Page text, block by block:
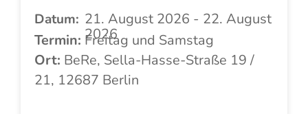
Datum: 21. August 2026 - 22. August
2026
Termin: Freitag und Samstag
Ort: BeRe, Sella-Hasse-Straße 19 /
21, 12687 Berlin